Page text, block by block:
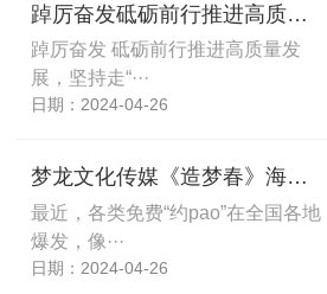
踔厉奋发砥砺前行推进高质量发展坚持走“五个发展之路”
踔厉奋发 砥砺前行推进高质量发
展，坚持走“···
日期：2024-04-26
梦龙文化传媒《造梦春》海杉文化不是真的！被骗不靠谱不可信真相震惊
最近，各类免费“约pao”在全国各地
爆发，像···
日期：2024-04-26